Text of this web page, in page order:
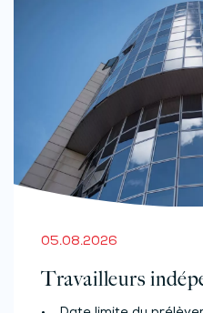
05.08.2026
Travailleurs